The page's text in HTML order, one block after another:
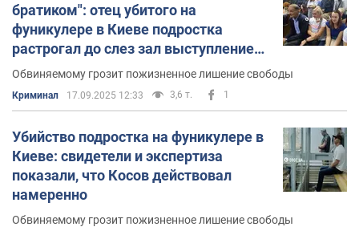
братиком": отец убитого на
фуникулере в Киеве подростка
растрогал до слез зал выступлением
на суде. Видео
Обвиняемому грозит пожизненное лишение свободы
Криминал 17.09.2025 12:33 3,6 т. 1
Убийство подростка на фуникулере в
Киеве: свидетели и экспертиза
показали, что Косов действовал
намеренно
Обвиняемому грозит пожизненное лишение свободы